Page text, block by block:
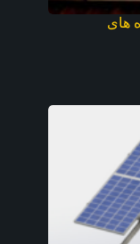
های